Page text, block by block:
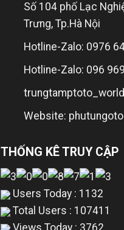
Số 104 phố Lạc
Trưng, Tp.Hà Nội
Hotline-Zalo: 0976
Hotline-Zalo: 096
Website:
THỐNG KÊ TRUY CẬP
Users Today : 1132
Total Users : 107411